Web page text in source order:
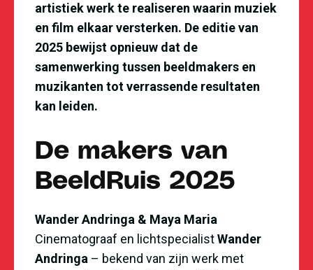
artistiek werk te realiseren waarin muziek
en film elkaar versterken. De editie van
2025 bewijst opnieuw dat de
samenwerking tussen beeldmakers en
muzikanten tot verrassende resultaten
kan leiden.
De makers van
BeeldRuis 2025
Wander Andringa & Maya Maria
Cinematograaf en lichtspecialistWander
Andringa – bekend van zijn werk met